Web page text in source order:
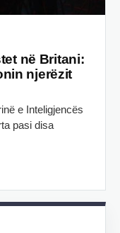
në Britani:
njerëzit
e Inteligjencës
pasi disa